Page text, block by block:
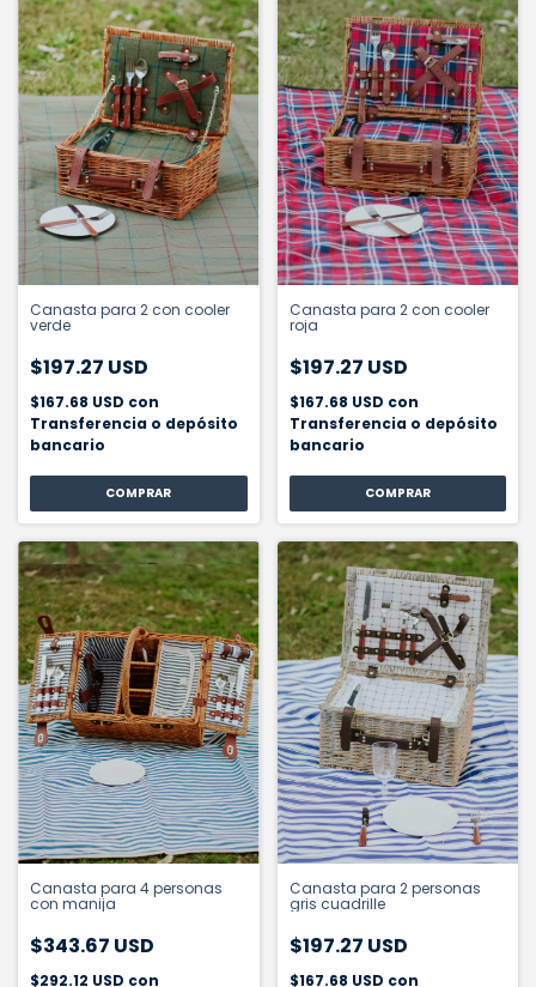
Canasta para 2 con cooler
verde
$197.27 USD
$167.68 USD con
Transferencia o depósito
bancario
Canasta para 2 con cooler
roja
$197.27 USD
$167.68 USD con
Transferencia o depósito
bancario
Canasta para 4 personas
con manija
$343.67 USD
$292.12 USD con
Canasta para 2 personas
gris cuadrille
$197.27 USD
$167.68 USD con